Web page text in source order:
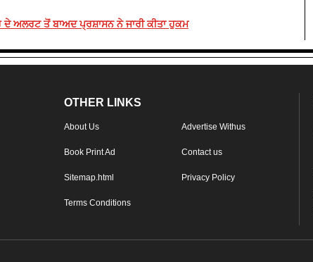
ਅਲਰਟ ਤੋਂ ਬਾਅਦ ਪ੍ਰਸ਼ਾਸਨ ਨੇ ਜਾਰੀ ਕੀਤਾ ਹੁਕਮ
OTHER LINKS
About Us Advertise Withus
Book Print Ad Contact us
Sitemap.html Privacy Policy
Terms Conditions